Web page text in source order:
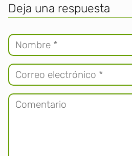
Deja una respuesta